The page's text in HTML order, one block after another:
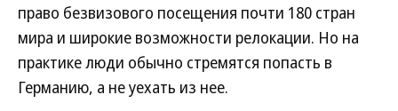
право безвизового посещения почти 180 стран
мира и широкие возможности релокации. Но на
практике люди обычно стремятся попасть в
Германию, а не уехать из нее.